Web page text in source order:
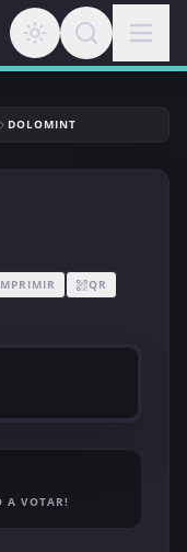
DOLOMINT
QR
A VOTAR!